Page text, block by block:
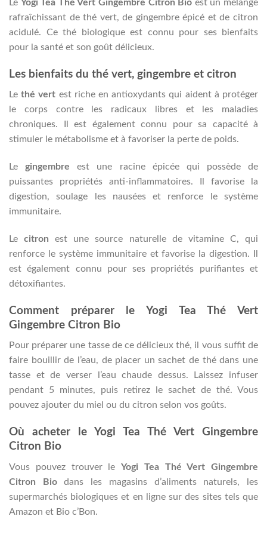
Le Yogi Tea Thé Vert Gingembre Citron Bio est un mélange
rafraîchissant de thé vert, de gingembre épicé et de citron
acidulé. Ce thé biologique est connu pour ses bienfaits
pour la santé et son goût délicieux.
Les bienfaits du thé vert, gingembre et citron
Lethé vert est riche en antioxydants qui aident à protéger
le corps contre les radicaux libres et les maladies
chroniques. Il est également connu pour sa capacité à
stimuler le métabolisme et à favoriser la perte de poids.
Legingembre est une racine épicée qui possède de
puissantes propriétés anti-inflammatoires. Il favorise la
digestion, soulage les nausées et renforce le système
immunitaire.
Lecitron est une source naturelle de vitamine C, qui
renforce le système immunitaire et favorise la digestion. Il
est également connu pour ses propriétés purifiantes et
détoxifiantes.
Comment préparer le Yogi Tea Thé Vert
Gingembre Citron Bio
Pour préparer une tasse de ce délicieux thé, il vous suffit de
faire bouillir de l’eau, de placer un sachet de thé dans une
tasse et de verser l’eau chaude dessus. Laissez infuser
pendant 5 minutes, puis retirez le sachet de thé. Vous
pouvez ajouter du miel ou du citron selon vos goûts.
Où acheter le Yogi Tea Thé Vert Gingembre
Citron Bio
Vous pouvez trouver le Yogi Tea Thé Vert Gingembre
Citron Biodans les magasins d’aliments naturels, les
supermarchés biologiques et en ligne sur des sites tels que
Amazon et Bio c’Bon.